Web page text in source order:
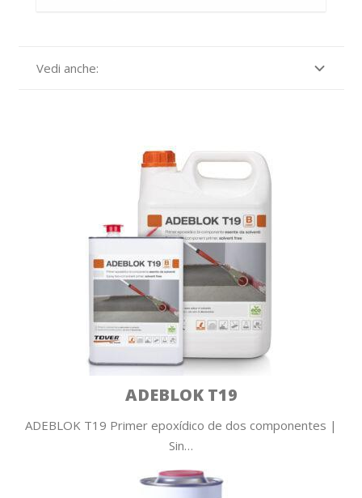
Vedi anche:
ADEBLOK T19
ADEBLOK T19 Primer epoxídico de dos componentes |
Sin…